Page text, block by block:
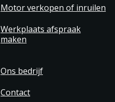
Motor verkopen of inruilen
Werkplaats afspraak
maken
Ons bedrijf
Contact